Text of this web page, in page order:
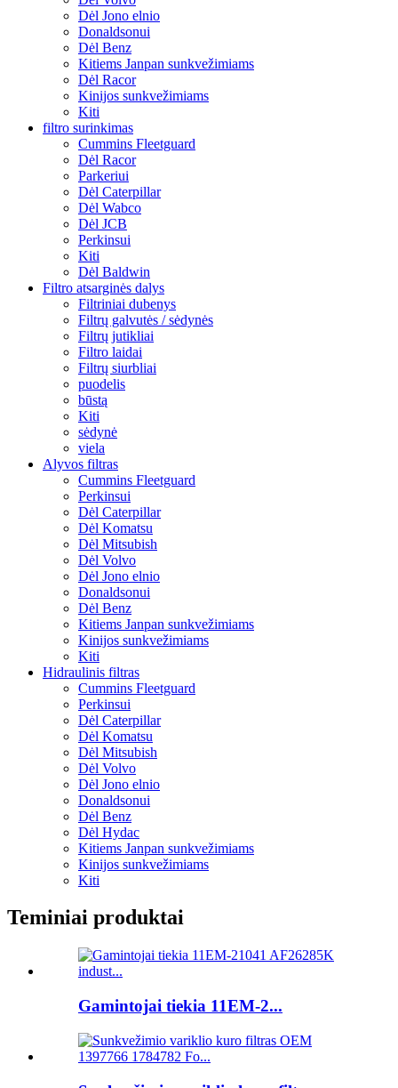
Dėl Jono elnio
Donaldsonui
Dėl Benz
Kitiems Janpan sunkvežimiams
Dėl Racor
Kinijos sunkvežimiams
Kiti
filtro surinkimas
Cummins Fleetguard
Dėl Racor
Parkeriui
Dėl Caterpillar
Dėl Wabco
Dėl JCB
Perkinsui
Kiti
Dėl Baldwin
Filtro atsarginės dalys
Filtriniai dubenys
Filtrų galvutės / sėdynės
Filtrų jutikliai
Filtro laidai
Filtrų siurbliai
puodelis
būstą
Kiti
sėdynė
viela
Alyvos filtras
Cummins Fleetguard
Perkinsui
Dėl Caterpillar
Dėl Komatsu
Dėl Mitsubish
Dėl Volvo
Dėl Jono elnio
Donaldsonui
Dėl Benz
Kitiems Janpan sunkvežimiams
Kinijos sunkvežimiams
Kiti
Hidraulinis filtras
Cummins Fleetguard
Perkinsui
Dėl Caterpillar
Dėl Komatsu
Dėl Mitsubish
Dėl Volvo
Dėl Jono elnio
Donaldsonui
Dėl Benz
Dėl Hydac
Kitiems Janpan sunkvežimiams
Kinijos sunkvežimiams
Kiti
Teminiai produktai
Gamintojai tiekia 11EM-2...